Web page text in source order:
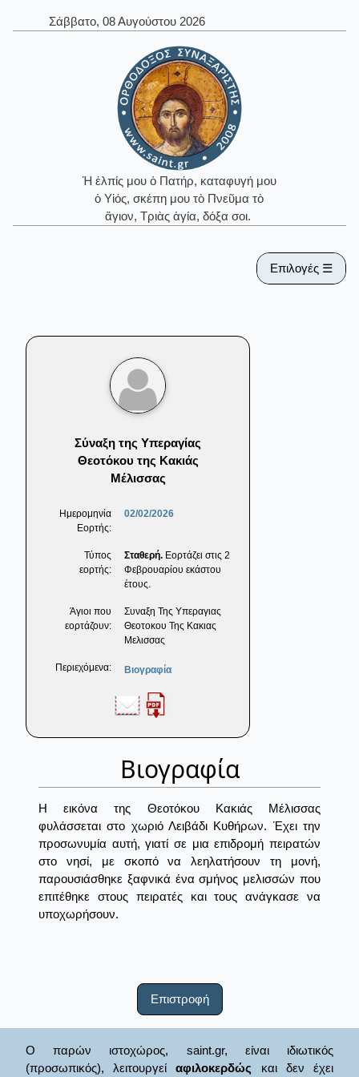
Σάββατο, 08 Αυγούστου 2026
Ἡ ἐλπίς μου ὁ Πατήρ, καταφυγή μου
ὁ Υἱός, σκέπη μου τὸ Πνεῦμα τὸ
ἅγιον, Τριὰς ἁγία, δόξα σοι.
Επιλογές ☰
Σύναξη της Υπεραγίας
Θεοτόκου της Κακιάς
Μέλισσας
Ημερομηνία
Εορτής:
02/02/2026
Τύπος
εορτής:
Σταθερή. Εορτάζει στις 2
Φεβρουαρίου εκάστου
έτους.
Άγιοι που
εορτάζουν:
Συναξη Της Υπεραγιας
Θεοτοκου Της Κακιας
Μελισσας
Περιεχόμενα: Βιογραφία
Βιογραφία
Η εικόνα της Θεοτόκου Κακιάς Μέλισσας
φυλάσσεται στο χωριό Λειβάδι Κυθήρων. Έχει την
προσωνυμία αυτή, γιατί σε μια επιδρομή πειρατών
στο νησί, με σκοπό να λεηλατήσουν τη μονή,
παρουσιάσθηκε ξαφνικά ένα σμήνος μελισσών που
επιτέθηκε στους πειρατές και τους ανάγκασε να
υποχωρήσουν.
Επιστροφή
Ο παρών ιστοχώρος, saint.gr, είναι ιδιωτικός
(προσωπικός), λειτουργείαφιλοκερδώς και δεν έχει